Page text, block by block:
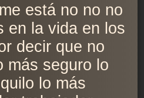
está no no no
en la vida en los
decir que no
más seguro lo
lo más